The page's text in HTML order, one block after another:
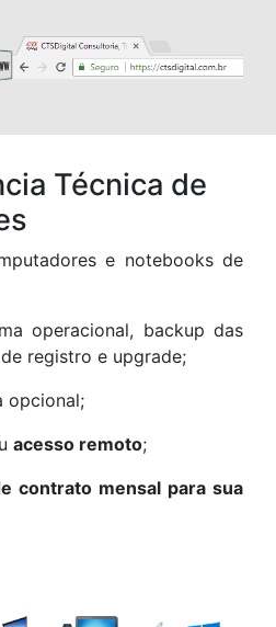
Técnica de
e notebooks de
operacional, backup das
registro e upgrade;
opcional;
acesso remoto;
contrato mensal para sua